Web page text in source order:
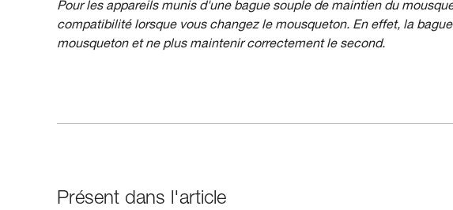
Pour les appareils munis d'une bague souple de maintien du
compatibilité lorsque vous changez le mousqueton. En effet, la
mousqueton et ne plus maintenir correctement le second.
Présent dans l'article